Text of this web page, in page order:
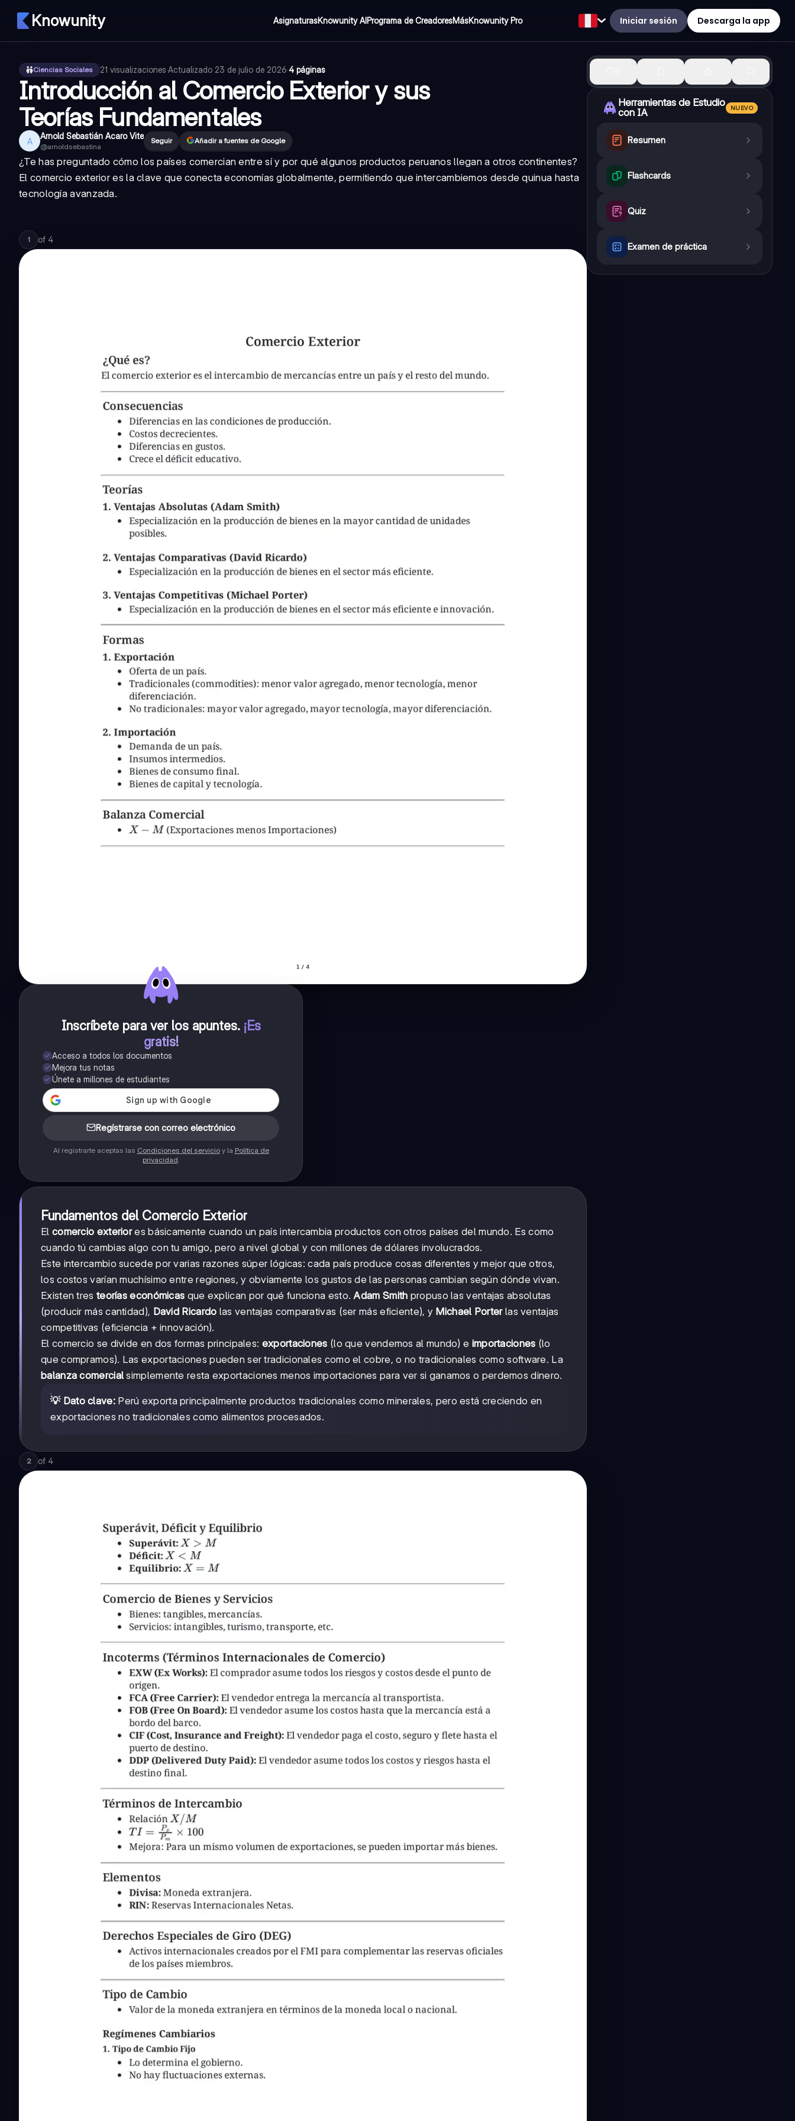
Knowunity AsignaturasKnowunity AIPrograma de CreadoresMásKnowunity Pro Iniciar sesión Descarga la app
Ciencias Sociales 21 visualizaciones·Actualizado 23 de julio de 2026·4 páginas
Introducción al Comercio Exterior y sus
Teorías Fundamentales
A Arnold Sebastián Acaro Vite
@arnoldsebastina
Seguir Añadir a fuentes de Google
¿Te has preguntado cómo los países comercian entre sí y por qué algunos productos peruanos llegan a otros continentes?
El comercio exterior es la clave que conecta economías globalmente, permitiendo que intercambiemos desde quinua hasta
tecnología avanzada.
1 of 4
Inscríbete para ver los apuntes. ¡Es
gratis!
Acceso a todos los documentos
Mejora tus notas
Únete a millones de estudiantes
Regístrarse con correo electrónico
Al registrarte aceptas las Condiciones del servicioy la Política de
privacidad
Fundamentos del Comercio Exterior
El comercio exteriores básicamente cuando un país intercambia productos con otros países del mundo. Es como
cuando tú cambias algo con tu amigo, pero a nivel global y con millones de dólares involucrados.
Este intercambio sucede por varias razones súper lógicas: cada país produce cosas diferentes y mejor que otros,
los costos varían muchísimo entre regiones, y obviamente los gustos de las personas cambian según dónde vivan.
Existen tres teorías económicas que explican por qué funciona esto. Adam Smith propuso las ventajas absolutas
(producir más cantidad), David Ricardo las ventajas comparativas (ser más eficiente), y Michael Porterlas ventajas
competitivas (eficiencia + innovación).
El comercio se divide en dos formas principales: exportaciones (lo que vendemos al mundo) e importaciones (lo
que compramos). Las exportaciones pueden ser tradicionales como el cobre, o no tradicionales como software. La
balanza comercial simplemente resta exportaciones menos importaciones para ver si ganamos o perdemos dinero.
💡 Dato clave:Perú exporta principalmente productos tradicionales como minerales, pero está creciendo en
exportaciones no tradicionales como alimentos procesados.
2 of 4
Herramientas de Estudio
con IA
NUEVO
Resumen
Flashcards
Quiz
Examen de práctica